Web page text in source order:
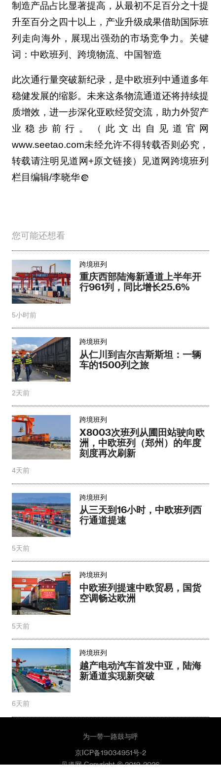
制造产品占比显著提高，从最初不足百分之十提
升至百分之四十以上，产业升级成果借助国际班
列走向海外，展现出强劲的市场竞争力。关键
词：中欧班列、跨境物流、中国智造
此次通行量突破新纪录，是中欧班列中通道多年
稳健发展的缩影。未来这条物流通道还将持续提
质增效，进一步深化亚欧经贸交流，助力外贸产
业稳步前行。（此文出自见道官网
www.seetao.com未经允许不得转载否则必究，
转载请注明见道网+原文链接）见道网跨境班列
栏目编辑/李晓华
您可能还想看
跨境班列
重庆西部陆海新通道上半年开
行961列，同比增长25.6%
5小时前
跨境班列
从仁川到吉尔吉斯斯坦：一辆
车的1500列之旅
2天前
跨境班列
X8003次班列从圃田站驶向欧
洲，中欧班列（郑州）的年度
刻度再次刷新
4天前
跨境班列
从三天到16小时，中欧班列西
行通道提速
5天前
跨境班列
中欧班列提速中欧贸易，国货
空调畅达欧洲​
5天前
跨境班列
越产电动汽车首发中亚，陆海
新通道实现新突破
6天前
为一带一路鼓与呼
京ICP备19034951号-2
见道网 Copyright © 2019-2026